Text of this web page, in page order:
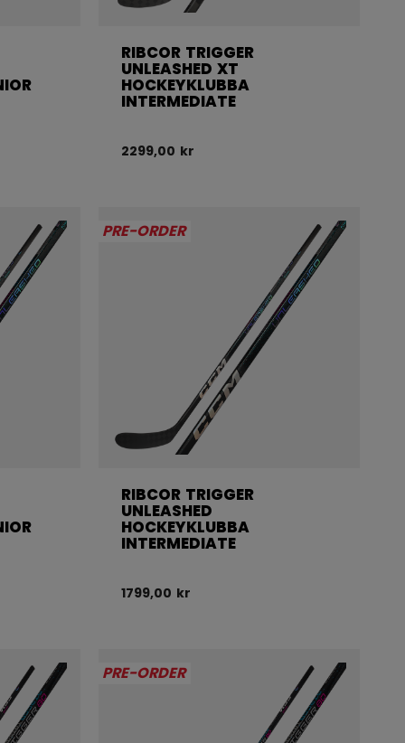
RIBCOR TRIGGER
UNLEASHED XT
HOCKEYKLUBBA
INTERMEDIATE
2299,00 kr
PRE-ORDER
RIBCOR TRIGGER
UNLEASHED
HOCKEYKLUBBA
INTERMEDIATE
1799,00 kr
PRE-ORDER